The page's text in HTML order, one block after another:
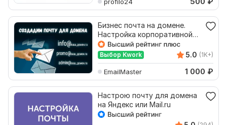
Бизнес почта на домене.
Настройка корпоративной
почты вашего сайта
Выбор Kwork 5.0 (1K+)
EmailMaster 1 000 ₽
Настрою почту для домена
на Яндекс или Mail.ru